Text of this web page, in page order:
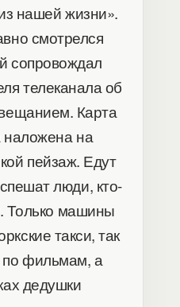
нашей жизни».
смотрелся
сопровождал
телеканала об
Карта
на
пейзаж. Едут
люди, кто-
Только машины
такси, так
фильмам, а
дедушки